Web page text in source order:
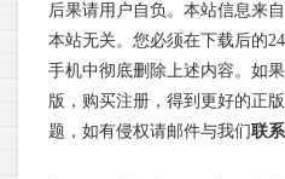
后果请用户自负。本站信息来
本站无关。您必须在下载后的
手机中彻底删除上述内容。如
版，购买注册，得到更好的正
题，如有侵权请邮件与我们联